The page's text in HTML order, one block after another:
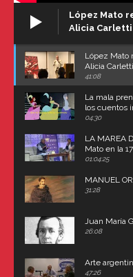
López Mato
Alicia Carletti
López Mato
Alicia
Carroll
41:08
La mala
los cuentos
04:30
LA MAREA
Mato en la
(Uruguay)
01:04:25
MANUEL
31:28
Juan María
26:08
Arte
47:26